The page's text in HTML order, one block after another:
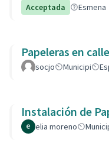
Acceptada
Esmena
Papeleras en
socjo Municipi
Instalación de
elia moreno